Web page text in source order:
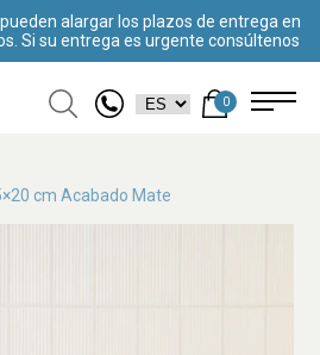
alargar los plazos de entrega en
Si su entrega es urgente consúltenos
0
cm Acabado Mate